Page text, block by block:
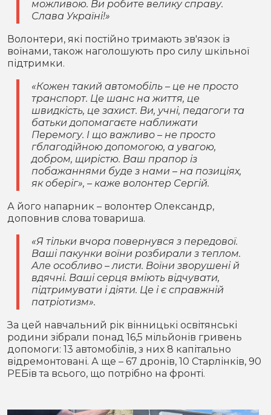
можливою. Ви робите велику справу.
Слава Україні!»
Волонтери, які постійно тримають зв'язок із
воїнами, також наголошують про силу шкільної
підтримки.
«Кожен такий автомобіль – це не просто
транспорт. Це шанс на життя, це
швидкість, це захист. Ви, учні, педагоги та
батьки допомагаєте наближати
Перемогу. І що важливо – не просто
гблагодійною допомогою, а увагою,
добром, щирістю. Ваш прапор із
побажаннями буде з нами – на позиціях,
як оберіг», – каже волонтер Сергій.
А його напарник – волонтер Олександр,
доповнив слова товариша.
«Я тільки вчора повернувся з передової.
Ваші пакунки воїни розбирали з теплом.
Але особливо – листи. Воїни зворушені й
вдячні. Ваші серця вміють відчувати,
підтримувати і діяти. Це і є справжній
патріотизм».
За цей навчальний рік вінницькі освітянські
родини зібрали понад 16,5 мільйонів гривень
допомоги: 13 автомобілів, з них 8 капітально
відремонтовані. А ще – 67 дронів, 10 Старлінків, 90
РЕБів та всього, що потрібно на фронті.